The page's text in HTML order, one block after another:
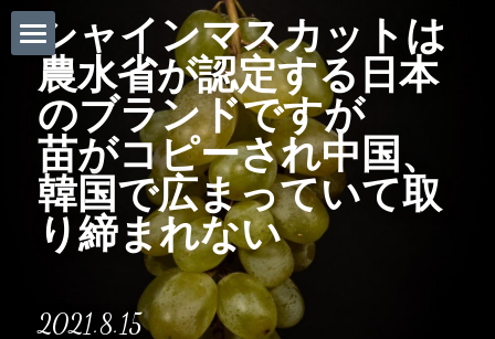
ホーム
Daily News
About Globalists
U.S. News
EuropeNews
China News
シャインマスカットは
農水省が認定する日本
のブランドですが
苗がコピーされ中国、
韓国で広まっていて取
り締まれない
2021.8.15